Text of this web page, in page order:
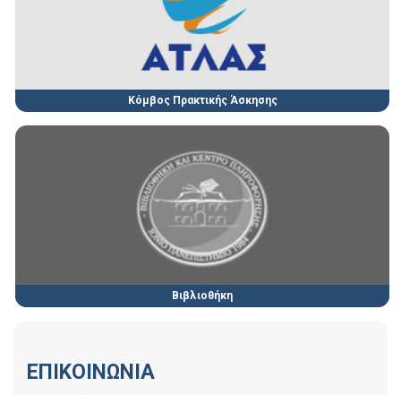
Κόμβος Πρακτικής Άσκησης
Βιβλιοθήκη
ΕΠΙΚΟΙΝΩΝΙΑ